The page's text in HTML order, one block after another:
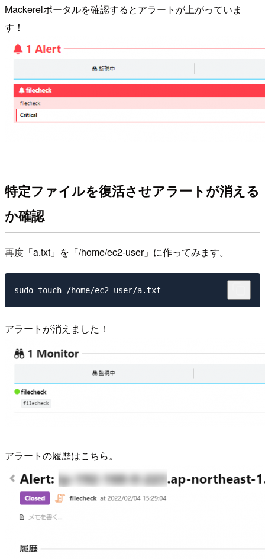
Mackerelポータルを確認するとアラートが上がっていま
す！
特定ファイルを復活させアラートが消える
か確認
再度「a.txt」を「/home/ec2-user」に作ってみます。
アラートが消えました！
アラートの履歴はこちら。